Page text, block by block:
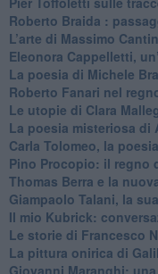
​Roberto Braida :
​L’arte di Massimo
Eleonora Cappelletti,
​La poesia di Michele
Roberto Fanari nel
Le utopie di Clara
​La poesia misteriosa di
Carla Tolomeo, la
Pino Procopio: il regno
Thomas Berra e la
Giampaolo Talani, la
Il mio Kubrick:
Le storie di Francesco
​La pittura onirica di
​Giovanni Maranghi: